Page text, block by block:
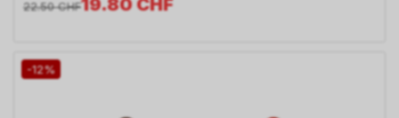
22.50 CHF
-12%